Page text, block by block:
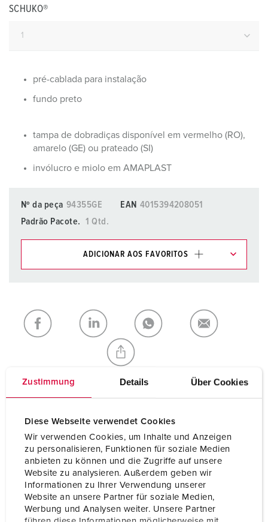
Zustimmung Details Über Cookies
Diese Webseite verwendet Cookies
Wir verwenden Cookies, um Inhalte und Anzeigen
zu personalisieren, Funktionen für soziale Medien
anbieten zu können und die Zugriffe auf unsere
Website zu analysieren. Außerdem geben wir
Informationen zu Ihrer Verwendung unserer
Website an unsere Partner für soziale Medien,
Werbung und Analysen weiter. Unsere Partner
SCHUKO®
pré-cablada para instalação
fundo preto
tampa de dobradiças disponível em vermelho (RO),
amarelo (GE) ou prateado (SI)
invólucro e miolo em AMAPLAST
Nº da peça 94355GE EAN 4015394208051
Padrão Pacote.
1 Qtd.
ADICIONAR AOS FAVORITOS
Minha lista (0) ADICIONAR
CRIAR UMA NOVA LISTA
Especificações técnicas
CEE 16 A, 5 p, 400 V
SCHUKO® 1
Tomadas de dados
1 tomada de dados dupla RJ45
cat.6, 8/8